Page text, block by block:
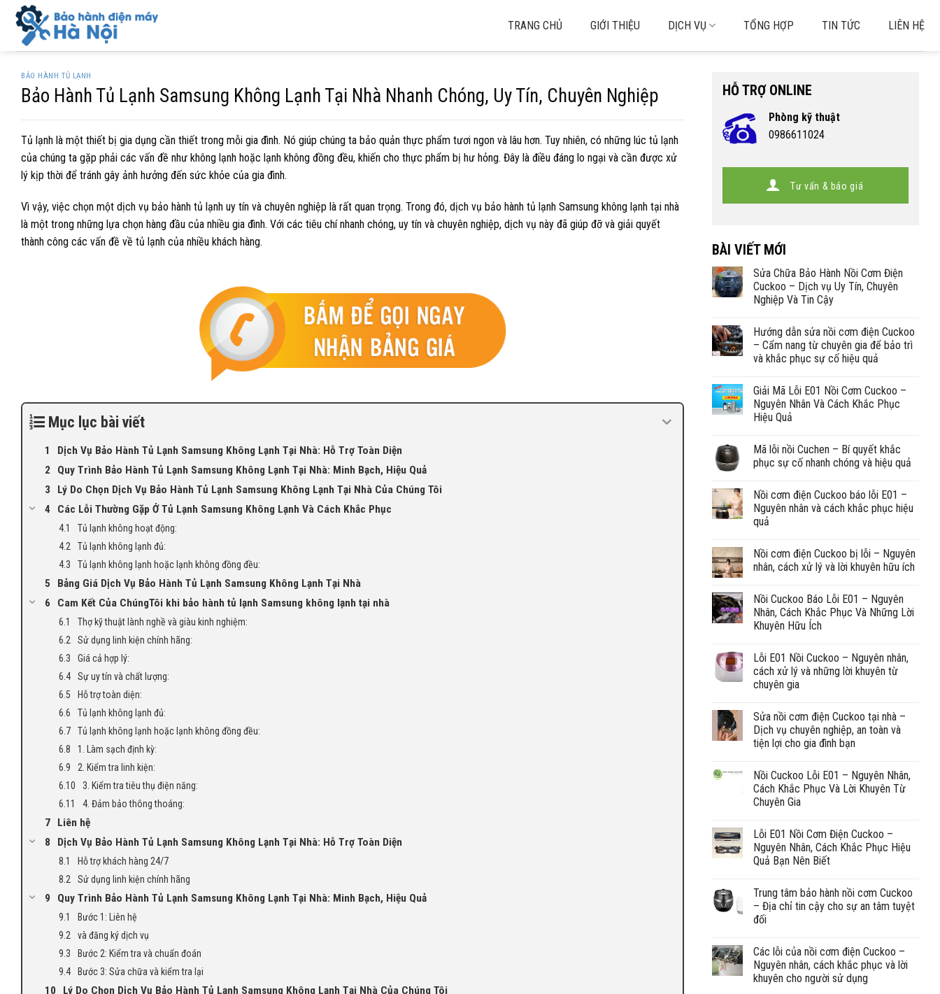
Skip
content
TRANG CHỦ GIỚI THIỆU DỊCH VỤ TỔNG HỢP TIN TỨC LIÊN HỆ
BẢO HÀNH TỦ LẠNH
Bảo Hành Tủ Lạnh Samsung Không Lạnh Tại Nhà Nhanh Chóng, Uy Tín, Chuyên Nghiệp
Tủ lạnh là một thiết bị gia dụng cần thiết trong mỗi gia đình. Nó giúp chúng ta bảo quản thực phẩm tươi ngon và lâu hơn. Tuy nhiên, có những lúc tủ lạnh
của chúng ta gặp phải các vấn đề như không lạnh hoặc lạnh không đồng đều, khiến cho thực phẩm bị hư hỏng. Đây là điều đáng lo ngại và cần được xử
lý kịp thời để tránh gây ảnh hưởng đến sức khỏe của gia đình.
Vì vậy, việc chọn một dịch vụ bảo hành tủ lạnh uy tín và chuyên nghiệp là rất quan trọng. Trong đó, dịch vụ bảo hành tủ lạnh Samsung không lạnh tại nhà
là một trong những lựa chọn hàng đầu của nhiều gia đình. Với các tiêu chí nhanh chóng, uy tín và chuyên nghiệp, dịch vụ này đã giúp đỡ và giải quyết
thành công các vấn đề về tủ lạnh của nhiều khách hàng.
Mục lục bài viết
Dịch Vụ Bảo Hành Tủ Lạnh Samsung Không Lạnh Tại Nhà: Hỗ Trợ Toàn Diện
Quy Trình Bảo Hành Tủ Lạnh Samsung Không Lạnh Tại Nhà: Minh Bạch, Hiệu Quả
Lý Do Chọn Dịch Vụ Bảo Hành Tủ Lạnh Samsung Không Lạnh Tại Nhà Của Chúng Tôi
Các Lỗi Thường Gặp Ở Tủ Lạnh Samsung Không Lạnh Và Cách Khắc Phục
Tủ lạnh không hoạt động:
Tủ lạnh không lạnh đủ:
Tủ lạnh không lạnh hoặc lạnh không đồng đều:
Bảng Giá Dịch Vụ Bảo Hành Tủ Lạnh Samsung Không Lạnh Tại Nhà
Cam Kết Của ChúngTôi khi bảo hành tủ lạnh Samsung không lạnh tại nhà
Thợ kỹ thuật lành nghề và giàu kinh nghiệm:
Sử dụng linh kiện chính hãng:
Giá cả hợp lý:
Sự uy tín và chất lượng:
Hỗ trợ toàn diện:
Tủ lạnh không lạnh đủ:
Tủ lạnh không lạnh hoặc lạnh không đồng đều:
1. Làm sạch định kỳ:
2. Kiểm tra linh kiện:
3. Kiểm tra tiêu thụ điện năng:
4. Đảm bảo thông thoáng:
Liên hệ
Dịch Vụ Bảo Hành Tủ Lạnh Samsung Không Lạnh Tại Nhà: Hỗ Trợ Toàn Diện
Hỗ trợ khách hàng 24/7
Sử dụng linh kiện chính hãng
Quy Trình Bảo Hành Tủ Lạnh Samsung Không Lạnh Tại Nhà: Minh Bạch, Hiệu Quả
Bước 1: Liên hệ
và đăng ký dịch vụ
Bước 2: Kiểm tra và chuẩn đoán
Bước 3: Sửa chữa và kiểm tra lại
Lý Do Chọn Dịch Vụ Bảo Hành Tủ Lạnh Samsung Không Lạnh Tại Nhà Của Chúng Tôi
HỖ TRỢ ONLINE
Phòng kỹ thuật
0986611024
Tư vấn & báo giá
BÀI VIẾT MỚI
Sửa Chữa Bảo Hành Nồi Cơm Điện
Cuckoo – Dịch vụ Uy Tín, Chuyên
Nghiệp Và Tin Cậy
Hướng dẫn sửa nồi cơm điện Cuckoo
– Cẩm nang từ chuyên gia để bảo trì
và khắc phục sự cố hiệu quả
Giải Mã Lỗi E01 Nồi Cơm Cuckoo –
Nguyên Nhân Và Cách Khắc Phục
Hiệu Quả
Mã lỗi nồi Cuchen – Bí quyết khắc
phục sự cố nhanh chóng và hiệu quả
Nồi cơm điện Cuckoo báo lỗi E01 –
Nguyên nhân và cách khắc phục hiệu
quả
Nồi cơm điện Cuckoo bị lỗi – Nguyên
nhân, cách xử lý và lời khuyên hữu ích
Nồi Cuckoo Báo Lỗi E01 – Nguyên
Nhân, Cách Khắc Phục Và Những Lời
Khuyên Hữu Ích
Lỗi E01 Nồi Cuckoo – Nguyên nhân,
cách xử lý và những lời khuyên từ
chuyên gia
Sửa nồi cơm điện Cuckoo tại nhà –
Dịch vụ chuyên nghiệp, an toàn và
tiện lợi cho gia đình bạn
Nồi Cuckoo Lỗi E01 – Nguyên Nhân,
Cách Khắc Phục Và Lời Khuyên Từ
Chuyên Gia
Lỗi E01 Nồi Cơm Điện Cuckoo –
Nguyên Nhân, Cách Khắc Phục Hiệu
Quả Bạn Nên Biết
Trung tâm bảo hành nồi cơm Cuckoo
– Địa chỉ tin cậy cho sự an tâm tuyệt
đối
Các lỗi của nồi cơm điện Cuckoo –
Nguyên nhân, cách khắc phục và lời
khuyên cho người sử dụng